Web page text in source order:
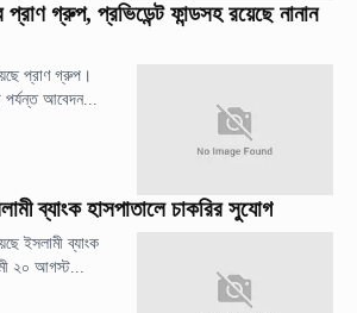
প্রাণ গ্রুপ, প্রভিডেন্ট ফান্ডসহ রয়েছে নানান
প্রাণ গ্রুপ।
আবেদন...
ব্যাংক হাসপাতালে চাকরির সুযোগ
ইসলামী ব্যাংক
২০ আগস্ট...